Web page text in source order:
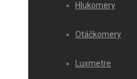
Hlukomery
Otáčkomery
Luxmetre